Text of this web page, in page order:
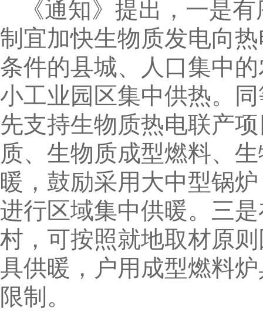
《通知》提出，一是
制宜加快生物质发电向
条件的县城、人口集中
小工业园区集中供热。
先支持生物质热电联产
质、生物质成型燃料、
暖，鼓励采用大中型锅
进行区域集中供暖。三
村，可按照就地取材原
具供暖，户用成型燃料
限制。